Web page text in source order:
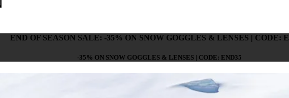
END OF SEASON SALE: -35% ON SNOW GOGGLES & LENSES | CODE:
-35% ON SNOW GOGGLES & LENSES | CODE: END35